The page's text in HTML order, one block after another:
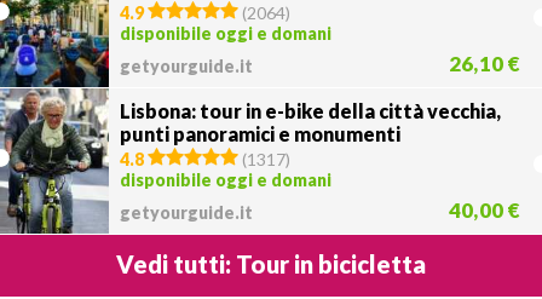
4.9 (2064)
disponibile oggi e domani
getyourguide.it
26,10 €
Lisbona: tour in e-bike della città vecchia,
punti panoramici e monumenti
4.8 (1317)
disponibile oggi e domani
getyourguide.it
40,00 €
Vedi tutti: Tour in bicicletta